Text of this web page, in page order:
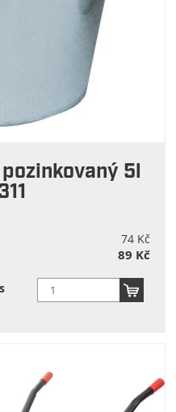
5l
74 Kč
89 Kč